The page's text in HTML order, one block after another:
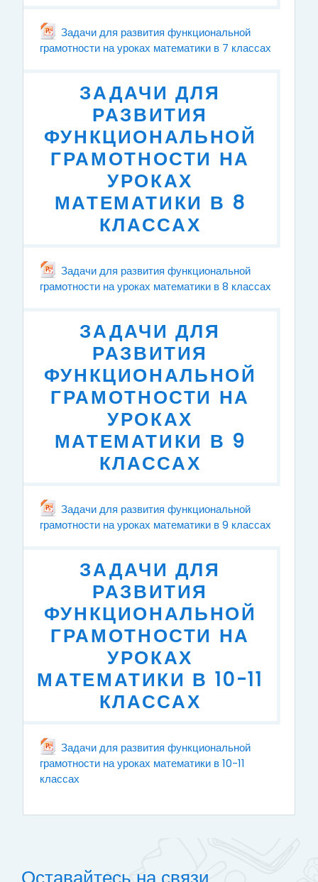
Задачи для развития функциональной
грамотности на уроках математики в 7 классах
ЗАДАЧИ ДЛЯ
РАЗВИТИЯ
ФУНКЦИОНАЛЬНОЙ
ГРАМОТНОСТИ НА
УРОКАХ
МАТЕМАТИКИ В 8
КЛАССАХ
Задачи для развития функциональной
грамотности на уроках математики в 8 классах
ЗАДАЧИ ДЛЯ
РАЗВИТИЯ
ФУНКЦИОНАЛЬНОЙ
ГРАМОТНОСТИ НА
УРОКАХ
МАТЕМАТИКИ В 9
КЛАССАХ
Задачи для развития функциональной
грамотности на уроках математики в 9 классах
ЗАДАЧИ ДЛЯ
РАЗВИТИЯ
ФУНКЦИОНАЛЬНОЙ
ГРАМОТНОСТИ НА
УРОКАХ
МАТЕМАТИКИ В 10-11
КЛАССАХ
Задачи для развития функциональной
грамотности на уроках математики в 10-11
классах